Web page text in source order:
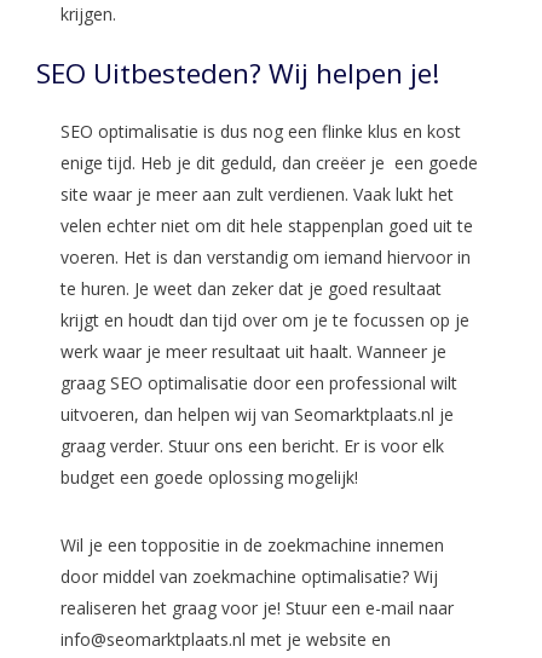
krijgen.
SEO Uitbesteden? Wij helpen je!
SEO optimalisatie is dus nog een flinke klus en kost
enige tijd. Heb je dit geduld, dan creëer je een goede
site waar je meer aan zult verdienen. Vaak lukt het
velen echter niet om dit hele stappenplan goed uit te
voeren. Het is dan verstandig om iemand hiervoor in
te huren. Je weet dan zeker dat je goed resultaat
krijgt en houdt dan tijd over om je te focussen op je
werk waar je meer resultaat uit haalt. Wanneer je
graag SEO optimalisatie door een professional wilt
uitvoeren, dan helpen wij van Seomarktplaats.nl je
graag verder. Stuur ons een bericht. Er is voor elk
budget een goede oplossing mogelijk!
Wil je een toppositie in de zoekmachine innemen
door middel van zoekmachine optimalisatie? Wij
realiseren het graag voor je! Stuur een e-mail naar
info@seomarktplaats.nl met je website en